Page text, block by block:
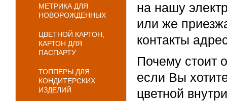
МЕТРИКА ДЛЯ
НОВОРОЖДЕННЫХ
ЦВЕТНОЙ КАРТОН,
КАРТОН ДЛЯ
ПАСПАРТУ
ТОППЕРЫ ДЛЯ
КОНДИТЕРСКИХ
ИЗДЕЛИЙ
на нашу
или же
контакты
Почему стоит
если Вы
цветной